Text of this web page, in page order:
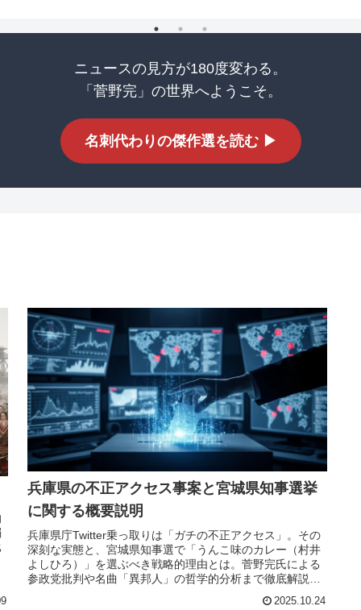
ニュースの見方が180度変わる。
「菅野完」の世界へようこそ。
名刺代わりの傑作選を読む ▶
兵庫県の不正アクセス事案と宮城県知事選挙
に関する概要説明
兵庫県庁Twitter乗っ取りは「ガチの不正アクセス」。その
深刻な実態と、宮城県知事選で「うんこ味のカレー（村井
よしひろ）」を選ぶべき戦略的理由とは。菅野完氏による
参政党批判や名曲「異邦人」の哲学的分析まで徹底解説し
2025.10.24